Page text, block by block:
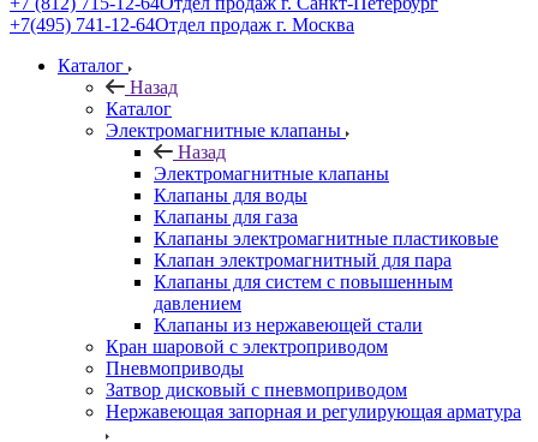
+7(495) 741-12-64Отдел продаж г. Москва
Каталог
Назад
Каталог
Электромагнитные клапаны
Назад
Электромагнитные клапаны
Клапаны для воды
Клапаны для газа
Клапаны электромагнитные пластиковые
Клапан электромагнитный для пара
Клапаны для систем с повышенным
давлением
Клапаны из нержавеющей стали
Кран шаровой с электроприводом
Пневмоприводы
Затвор дисковый с пневмоприводом
Нержавеющая запорная и регулирующая арматура